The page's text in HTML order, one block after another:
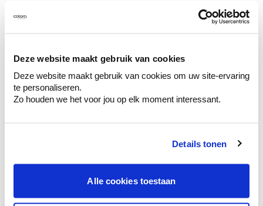
Deze website maakt gebruik van cookies
Deze website maakt gebruik van cookies om uw site-ervaring
te personaliseren.
Zo houden we het voor jou op elk moment interessant.
Details tonen
Alle cookies toestaan
Ontdek er kleurechte stalen van je
kleurenselectie.
Bekijk er de bijhorende tinten om je kleur
te verfijnen.
Deze stijlen zijn misschien ook iets voor jou